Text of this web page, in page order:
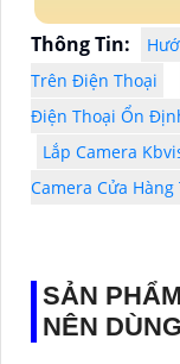
Thông Tin:
Trên Điện Thoại
Điện Thoại Ổn
Lắp Camera
Camera Cửa
SẢN
NÊN DÙNG